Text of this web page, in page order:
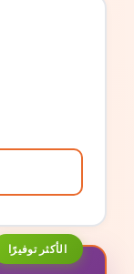
الأكثر توفيرًا